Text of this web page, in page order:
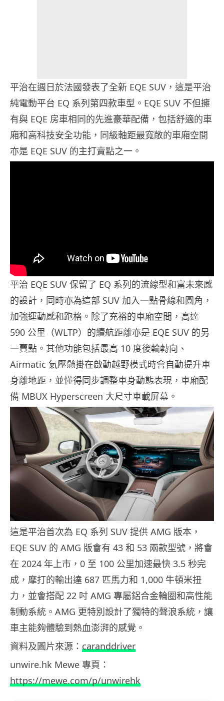
平治在週日於法國發表了全新 EQE SUV，這是平治
純電動平台 EQ 系列第四款車型。EQE SUV 不但擁
有與 EQE 房車相同的先進豪華配備，包括舒適的車
廂和高科技安全功能，同級軸距最寬敞的車廂空間
亦是 EQE SUV 的主打賣點之一。
平治 EQE SUV 保留了 EQ 系列的流線型和富未來感
的設計，同時亦為這部 SUV 加入一點骨線和圓角，
加強運動感和跑格。除了充裕的車廂空間，高達
590 公里（WLTP）的續航距離亦是 EQE SUV 的另
一賣點。其他功能包括最高 10 度後輪轉向、
Airmatic 氣壓懸掛在啟動越野模式時會自動提升車
身離地距，並懂得同步調整車身動態表現，車廂配
備 MBUX Hyperscreen 大尺寸車載屏幕。
這是平治首次為 EQ 系列 SUV 提供 AMG 版本，
EQE SUV 的 AMG 版會有 43 和 53 兩款型號，將會
在 2024 年上市，0 至 100 公里加速最快 3.5 秒完
成，摩打的輸出達 687 匹馬力和 1,000 牛頓米扭
力，並會搭配 22 吋 AMG 專屬鋁合金輪圈和高性能
制動系統。AMG 更特別設計了獨特的聲浪系統，讓
車主能夠體驗到熱血澎湃的感覺。
資料及圖片來源： caranddriver
unwire.hk Mewe 專頁：
https://mewe.com/p/unwirehk